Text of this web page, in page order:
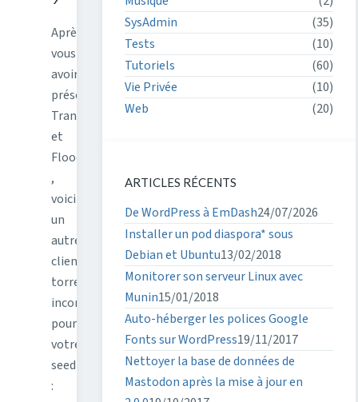
Après
vous
avoir
présenté
Transmission
et
Flood
,
voici
un
autre
client
torrent
incontournable
pour
votre
seedbox
:
SysAdmin
(35)
Tests
(10)
Tutoriels
(60)
Vie Privée
(10)
Web
(20)
ARTICLES RÉCENTS
De WordPress à EmDash24/07/2026
Installer un pod diaspora* sous
Debian et Ubuntu13/02/2018
Monitorer son serveur Linux avec
Munin15/01/2018
Auto-héberger les polices Google
Fonts sur WordPress19/11/2017
Nettoyer la base de données de
Mastodon après la mise à jour en